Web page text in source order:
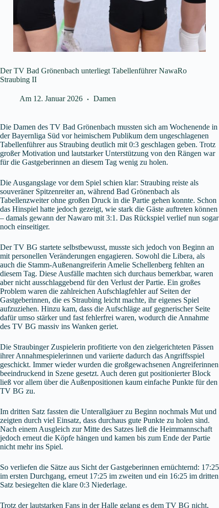
Der TV Bad Grönenbach unterliegt Tabellenführer NawaRo
Straubing II
Am 12. Januar 2026 Damen
Die Damen des TV Bad Grönenbach mussten sich am Wochenende in
der Bayernliga Süd vor heimischem Publikum dem ungeschlagenen
Tabellenführer aus Straubing deutlich mit 0:3 geschlagen geben. Trotz
großer Motivation und lautstarker Unterstützung von den Rängen war
für die Gastgeberinnen an diesem Tag wenig zu holen.
Die Ausgangslage vor dem Spiel schien klar: Straubing reiste als
souveräner Spitzenreiter an, während Bad Grönenbach als
Tabellenzweiter ohne großen Druck in die Partie gehen konnte. Schon
das Hinspiel hatte jedoch gezeigt, wie stark die Gäste auftreten können
– damals gewann der Nawaro mit 3:1. Das Rückspiel verlief nun sogar
noch einseitiger.
Der TV BG startete selbstbewusst, musste sich jedoch von Beginn an
mit personellen Veränderungen engagieren. Sowohl die Libera, als
auch die Stamm-Außenangreiferin Amelie Schellenberg fehlten an
diesem Tag. Diese Ausfälle machten sich durchaus bemerkbar, waren
aber nicht ausschlaggebend für den Verlust der Partie. Ein großes
Problem waren die zahlreichen Aufschlagfehler auf Seiten der
Gastgeberinnen, die es Straubing leicht machte, ihr eigenes Spiel
aufzuziehen. Hinzu kam, dass die Aufschläge auf gegnerischer Seite
dafür umso stärker und fast fehlerfrei waren, wodurch die Annahme
des TV BG massiv ins Wanken geriet.
Die Straubinger Zuspielerin profitierte von den zielgerichteten Pässen
ihrer Annahmespielerinnen und variierte dadurch das Angriffsspiel
geschickt. Immer wieder wurden die großgewachsenen Angreiferinnen
beeindruckend in Szene gesetzt. Auch deren gut positionierter Block
ließ vor allem über die Außenpositionen kaum einfache Punkte für den
TV BG zu.
Im dritten Satz fassten die Unterallgäuer zu Beginn nochmals Mut und
zeigten durch viel Einsatz, dass durchaus gute Punkte zu holen sind.
Nach einem Ausgleich zur Mitte des Satzes ließ die Heimmannschaft
jedoch erneut die Köpfe hängen und kamen bis zum Ende der Partie
nicht mehr ins Spiel.
So verliefen die Sätze aus Sicht der Gastgeberinnen ernüchternd: 17:25
im ersten Durchgang, erneut 17:25 im zweiten und ein 16:25 im dritten
Satz besiegelten die klare 0:3 Niederlage.
Trotz der lautstarken Fans in der Halle gelang es dem TV BG nicht,